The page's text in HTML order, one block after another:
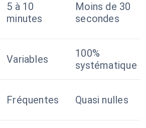
5 à 10
minutes
Moins de 30
secondes
Variables
100%
systématique
Fréquentes Quasi nulles